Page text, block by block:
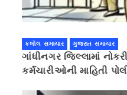
કલોલ સમાચાર ગુજરાત સમાચાર
ગાંધીનગર જિલ્લામાં
કર્મચારીઓની માહિતી